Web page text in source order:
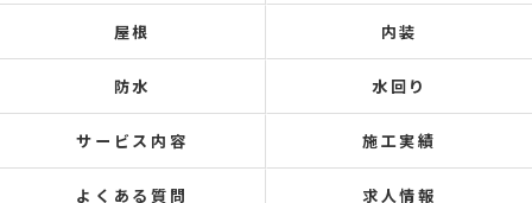
屋根 内装
防水 水回り
サービス内容 施工実績
よくある質問 求人情報